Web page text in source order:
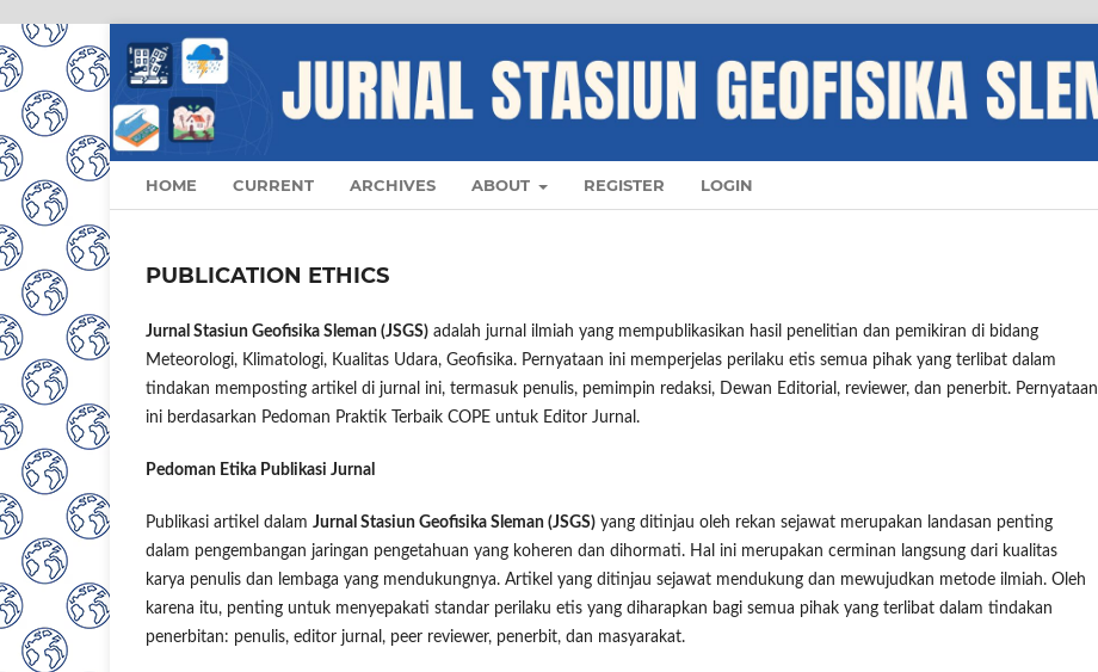
HOME CURRENT ARCHIVES ABOUT REGISTER LOGIN
PUBLICATION ETHICS
Jurnal Stasiun Geofisika Sleman (JSGS) adalah jurnal ilmiah yang mempublikasikan hasil penelitian dan pemikiran di bidang
Meteorologi, Klimatologi, Kualitas Udara, Geofisika. Pernyataan ini memperjelas perilaku etis semua pihak yang terlibat dalam
tindakan memposting artikel di jurnal ini, termasuk penulis, pemimpin redaksi, Dewan Editorial, reviewer, dan penerbit. Pernyataan
ini berdasarkan Pedoman Praktik Terbaik COPE untuk Editor Jurnal.
Pedoman Etika Publikasi Jurnal
Publikasi artikel dalam Jurnal Stasiun Geofisika Sleman (JSGS) yang ditinjau oleh rekan sejawat merupakan landasan penting
dalam pengembangan jaringan pengetahuan yang koheren dan dihormati. Hal ini merupakan cerminan langsung dari kualitas
karya penulis dan lembaga yang mendukungnya. Artikel yang ditinjau sejawat mendukung dan mewujudkan metode ilmiah. Oleh
karena itu, penting untuk menyepakati standar perilaku etis yang diharapkan bagi semua pihak yang terlibat dalam tindakan
penerbitan: penulis, editor jurnal, peer reviewer, penerbit, dan masyarakat.